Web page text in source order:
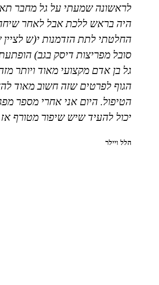
לראשונה שמעתי על גל מחבר
היה בראש ללכת אבל לאחר
החלטתי לתת הזדמנות י(ש לציין
סובל מפריצות דיסק בגב)
גל בן אדם מקצועי מאוד ויותר
הגוף לפרטים שזה חשוב מאוד
הטיפול. היום אני אחרי מספר
יכול להעיד שיש שיפור מטורף
הלל ויילר